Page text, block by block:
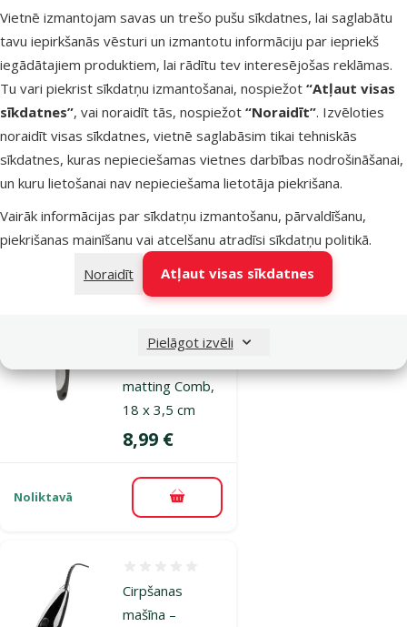
Vietnē izmantojam savas un trešo pušu sīkdatnes, lai saglabātu
tavu iepirkšanās vēsturi un izmantotu informāciju par iepriekš
iegādātajiem produktiem, lai rādītu tev interesējošas reklāmas.
Tu vari piekrist sīkdatņu izmantošanai, nospiežot “Atļaut visas
sīkdatnes”, vai noraidīt tās, nospiežot “Noraidīt”. Izvēloties
noraidīt visas sīkdatnes, vietnē saglabāsim tikai tehniskās
sīkdatnes, kuras nepieciešamas vietnes darbības nodrošināšanai,
un kuru lietošanai nav nepieciešama lietotāja piekrišana.
Vairāk informācijas par sīkdatņu izmantošanu, pārvaldīšanu,
piekrišanas mainīšanu vai atcelšanu atradīsi sīkdatņu politikā.
Noraidīt
Atļaut visas sīkdatnes
Pielāgot izvēli
dzīvnieku
frizešanai –
Groom
Professional,
Astrid 7,5,
Curved Scissor
Oriģinālā cena
89,99 €
Cena
66,98 €
Atlaide
Noliktavā
Bezmaksas
Pievienot grozam
Pinku griezējs –
matting Comb,
18 x 3,5 cm
Cena
8,99 €
Noliktavā Pievienot grozam
Cirpšanas
mašīna –